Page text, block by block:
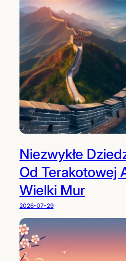
Niezwykłe
Od Terakotowej
Wielki Mur
2026-07-29